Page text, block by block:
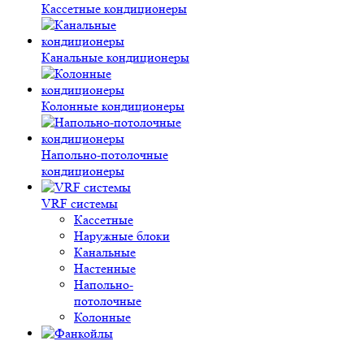
Кассетные кондиционеры
Канальные кондиционеры
Колонные кондиционеры
Напольно-потолочные
кондиционеры
VRF системы
Кассетные
Наружные блоки
Канальные
Настенные
Напольно-
потолочные
Колонные